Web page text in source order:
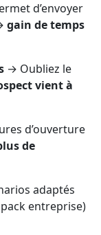
d’envoyer
gain de temps
→ Oubliez le
vient à
d’ouverture
de
adaptés
entreprise)